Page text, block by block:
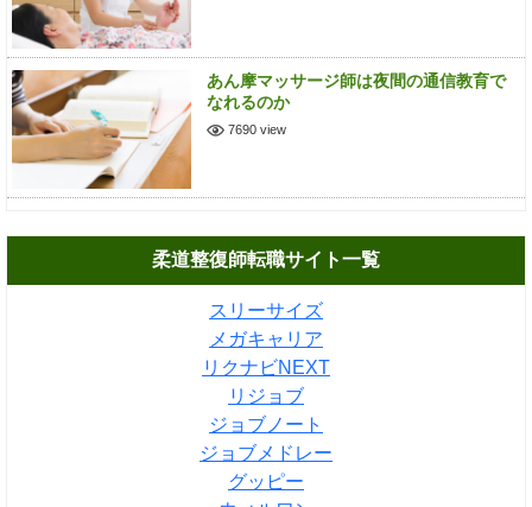
あん摩マッサージ師は夜間の通信教育で
なれるのか
7690 view
柔道整復師転職サイト一覧
スリーサイズ
メガキャリア
リクナビNEXT
リジョブ
ジョブノート
ジョブメドレー
グッピー